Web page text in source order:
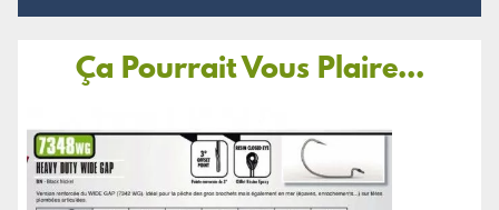
Ça Pourrait Vous Plaire...